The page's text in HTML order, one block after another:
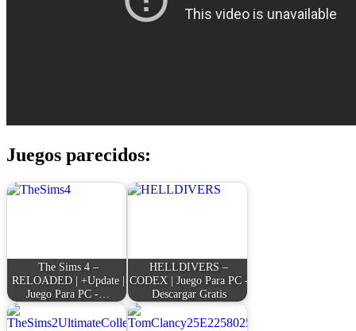
Juegos parecidos:
The Sims 4 –
RELOADED | +Update |
Juego Para PC -…
HELLDIVERS –
CODEX | Juego Para PC -
Descargar Gratis